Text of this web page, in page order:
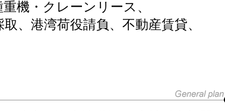
機・クレーンリース、
、港湾荷役請負、不動産賃貸、